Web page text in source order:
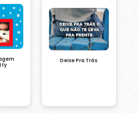
Deixe Pra Trás